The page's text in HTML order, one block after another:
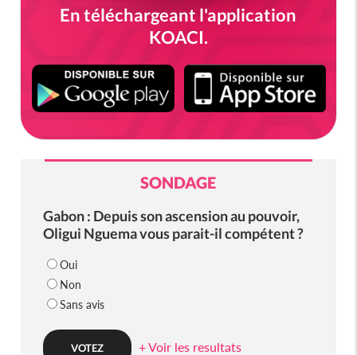
En téléchargeant l'application
KOACI.
SONDAGE
Gabon : Depuis son ascension au pouvoir,
Oligui Nguema vous parait-il compétent ?
Oui
Non
Sans avis
+ Voir les resultats